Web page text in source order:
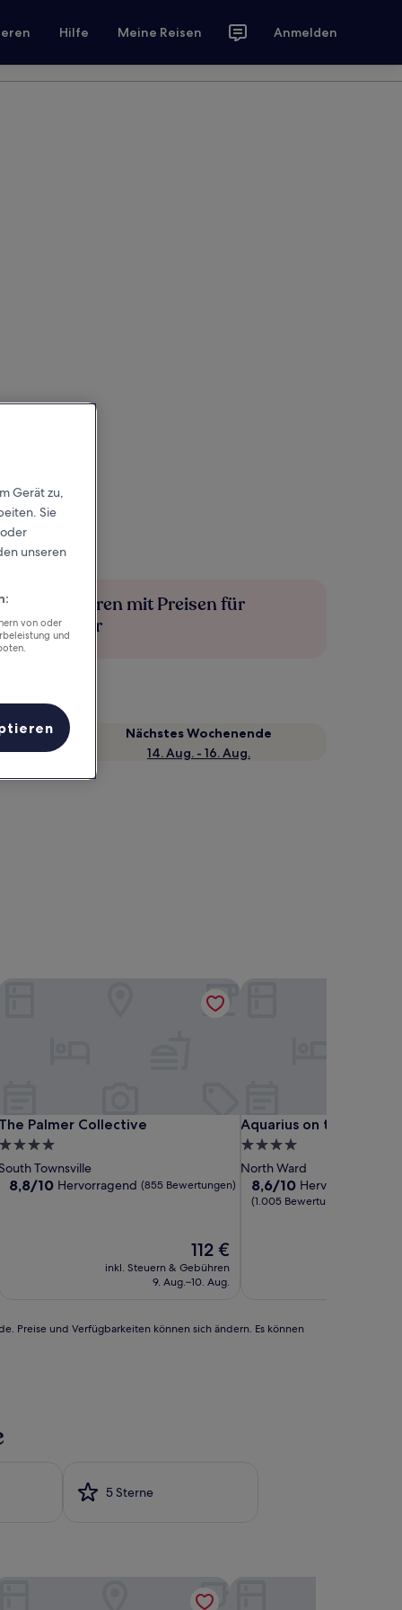
Hilfe Meine Reisen Anmelden
Mehr sparen mit Preisen für
Mitglieder
Nächstes Wochenende
14. Aug. - 16. Aug.
The Palmer Collective
The Palmer Collective
4.0-
Sterne-
Unterkunft
South Townsville
8.8
8,8/10 Hervorragend (855 Bewertungen)
Der
Preis
beträgt
112 €
inkl. Steuern & Gebühren
9. Aug.–10. Aug.
Aquarius on the Beach
Aquarius on the Beach
4.0-
Sterne-
Unterkunft
North Ward
8.6
von
8,6/10 Hervorragend
(1.005 Bewertungen)
Preise und Verfügbarkeiten können sich ändern. Es können
5 Sterne
Gerät zu,
Sie
unseren
von oder
und